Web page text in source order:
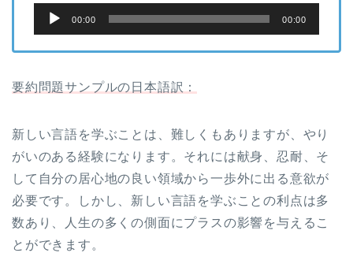
声
プ
レ
00:00 00:00
要約問題サンプルの日本語訳：
新しい言語を学ぶことは、難しくもありますが、やり
がいのある経験になります。それには献身、忍耐、そ
して自分の居心地の良い領域から一歩外に出る意欲が
必要です。しかし、新しい言語を学ぶことの利点は多
数あり、人生の多くの側面にプラスの影響を与えるこ
とができます。